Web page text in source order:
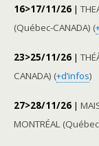
16>17/11/26 |
(Québec-CANADA) (
23>25/11/26 |
CANADA) (+d’infos)
27>28/11/26 |
MONTRÉAL